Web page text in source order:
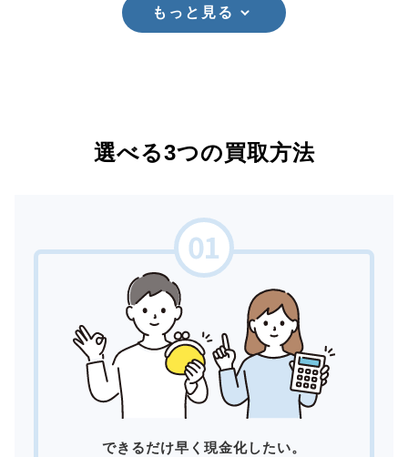
もっと見る
選べる3つの買取方法
できるだけ早く現金化したい。